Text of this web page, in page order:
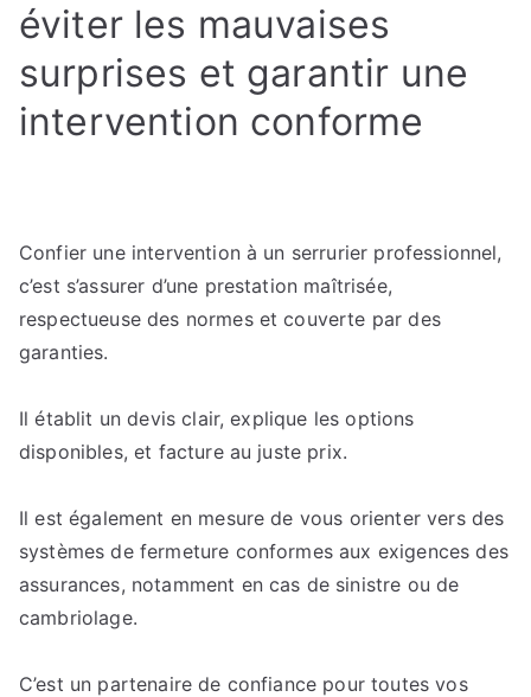
éviter les mauvaises
surprises et garantir une
intervention conforme
Confier une intervention à un serrurier professionnel,
c’est s’assurer d’une prestation maîtrisée,
respectueuse des normes et couverte par des
garanties.
Il établit un devis clair, explique les options
disponibles, et facture au juste prix.
Il est également en mesure de vous orienter vers des
systèmes de fermeture conformes aux exigences des
assurances, notamment en cas de sinistre ou de
cambriolage.
C’est un partenaire de confiance pour toutes vos